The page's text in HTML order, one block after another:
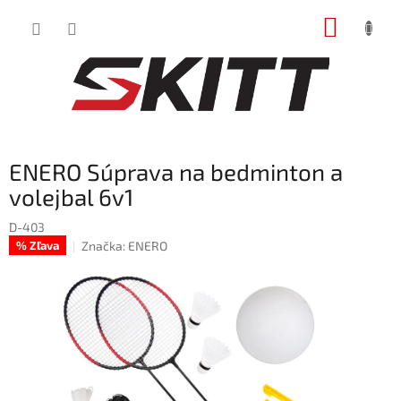
ENERO Súprava na bedminton a
volejbal 6v1
D-403
% Zľava Značka: ENERO